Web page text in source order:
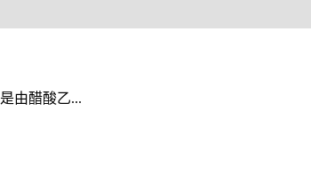
由醋酸乙...